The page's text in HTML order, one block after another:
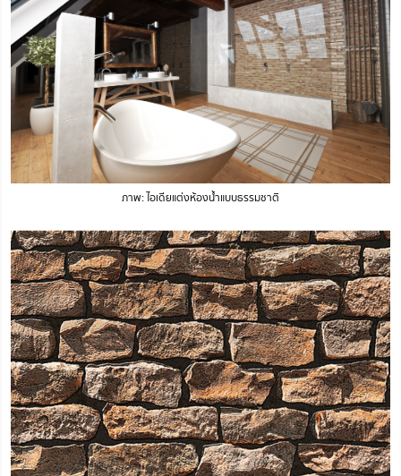
ภาพ: ไอเดียแต่งห้องน้ำแบบธรรมชาติ